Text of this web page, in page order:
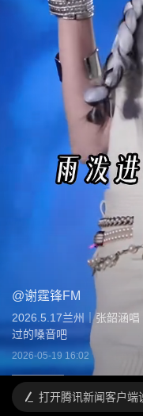
@谢霆锋FM
2026.5.17兰州｜张韶涵
过的嗓音吧
2026-05-19 16:02
打开腾讯新闻客户端